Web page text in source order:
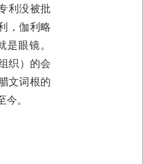
利没被批
，伽利略
眼镜。
织）的会
文词根的
。